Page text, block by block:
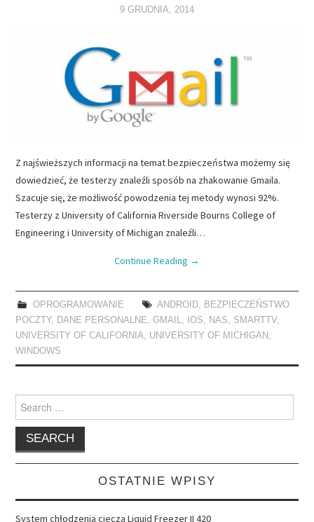
9 GRUDNIA, 2014
Z najświeższych informacji na temat bezpieczeństwa możemy się
dowiedzieć, że testerzy znaleźli sposób na zhakowanie Gmaila.
Szacuje się, że możliwość powodzenia tej metody wynosi 92%.
Testerzy z University of California Riverside Bourns College of
Engineering i University of Michigan znaleźli…
Continue Reading →
OPROGRAMOWANIE ANDROID, BEZPIECZEŃSTWO
POCZTY, DANE PERSONALNE,GMAIL, IOS, NAS, SMARTTV,
UNIVERSITY OF CALIFORNIA, UNIVERSITY OF MICHIGAN ,
WINDOWS
Search
for:
OSTATNIE WPISY
System chłodzenia cieczą Liquid Freezer II 420